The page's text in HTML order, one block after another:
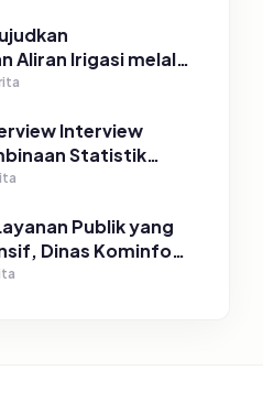
Aliran Irigasi melalui
TIRTA
Interview
Statistik
Pasuruan
Publik yang
Dinas Kominfo
SP4N Lapor di